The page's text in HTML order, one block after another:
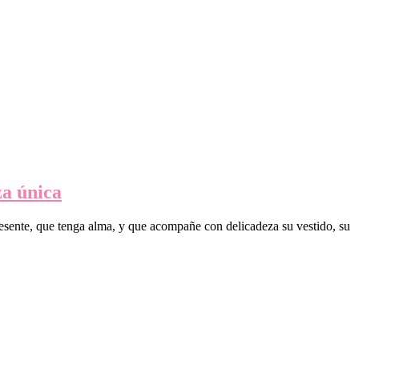
única
que tenga alma, y que acompañe con delicadeza su vestido, su